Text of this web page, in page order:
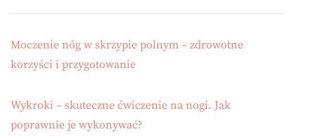
Moczenie nóg w skrzypie polnym – zdrowotne
korzyści i przygotowanie
Wykroki – skuteczne ćwiczenie na nogi. Jak
poprawnie je wykonywać?